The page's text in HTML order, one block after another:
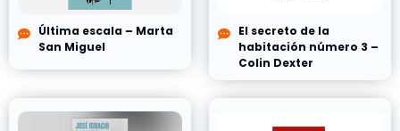
Última escala – Marta
San Miguel
El secreto de la
habitación número 3 –
Colin Dexter